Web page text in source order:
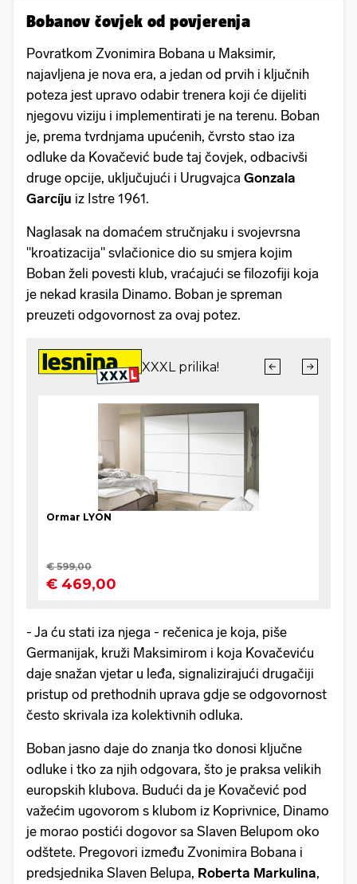
Bobanov čovjek od povjerenja
Povratkom Zvonimira Bobana u Maksimir,
najavljena je nova era, a jedan od prvih i ključnih
poteza jest upravo odabir trenera koji će dijeliti
njegovu viziju i implementirati je na terenu. Boban
je, prema tvrdnjama upućenih, čvrsto stao iza
odluke da Kovačević bude taj čovjek, odbacivši
druge opcije, uključujući i Urugvajca Gonzala
Garcíju iz Istre 1961.
Naglasak na domaćem stručnjaku i svojevrsna
"kroatizacija" svlačionice dio su smjera kojim
Boban želi povesti klub, vraćajući se filozofiji koja
je nekad krasila Dinamo. Boban je spreman
preuzeti odgovornost za ovaj potez.
- Ja ću stati iza njega - rečenica je koja, piše
Germanijak, kruži Maksimirom i koja Kovačeviću
daje snažan vjetar u leđa, signalizirajući drugačiji
pristup od prethodnih uprava gdje se odgovornost
često skrivala iza kolektivnih odluka.
Boban jasno daje do znanja tko donosi ključne
odluke i tko za njih odgovara, što je praksa velikih
europskih klubova. Budući da je Kovačević pod
važećim ugovorom s klubom iz Koprivnice, Dinamo
je morao postići dogovor sa Slaven Belupom oko
odštete. Pregovori između Zvonimira Bobana i
predsjednika Slaven Belupa, Roberta Markulina,